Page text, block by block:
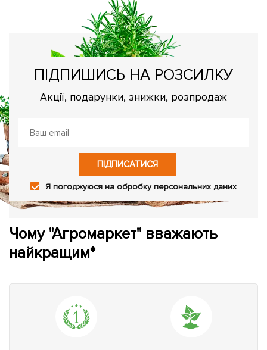
ПІДПИШИСЬ НА РОЗСИЛКУ
Акції, подарунки, знижки, розпродаж
ПІДПИСАТИСЯ
Япогоджуюсяна обробку персональних даних
Чому "Агромаркет" вважають
найкращим*